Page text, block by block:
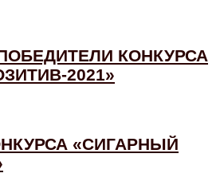
КОНКУРСА
2021»
«СИГАРНЫЙ